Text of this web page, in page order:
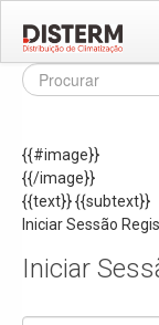
Home
Áreas de
Missão e Valores
As Nossas
Recrutamento
Produtos
{{#image}}
{{/image}}
{{text}}{{subtext}}
Iniciar Sessão
Iniciar